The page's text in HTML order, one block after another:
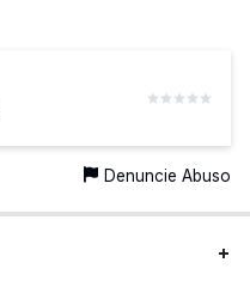
Denuncie Abuso